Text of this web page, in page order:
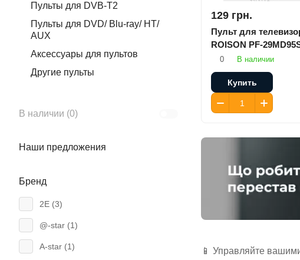
129 грн.
Пульт для
ROISON PF-
0 В наличии
Купить
📱 Управляйте
Пульты для DVB-T2
Пульты для DVD/ Blu-ray/ HT/
AUX
Аксессуары для пультов
Другие пульты
В наличии (0)
Наши предложения
Бренд
2E (3)
@-star (1)
A-star (1)